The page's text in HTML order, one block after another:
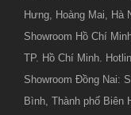
Hưng, Hoàng Mai, Hà
Showroom Hồ Chí
TP. Hồ Chí Minh.
Showroom Đồng Nai:
Bình, Thành phố Biên